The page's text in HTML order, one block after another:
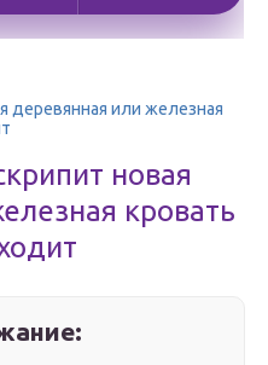
деревянная или железная
новая
кровать